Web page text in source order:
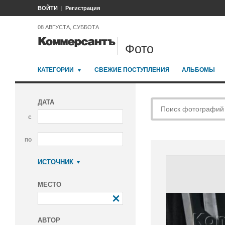
ВОЙТИ Регистрация
08 АВГУСТА, СУББОТА
Фото
КАТЕГОРИИ СВЕЖИЕ ПОСТУПЛЕНИЯ АЛЬБОМЫ
ДАТА
с
по
ИСТОЧНИК
МЕСТО
АВТОР